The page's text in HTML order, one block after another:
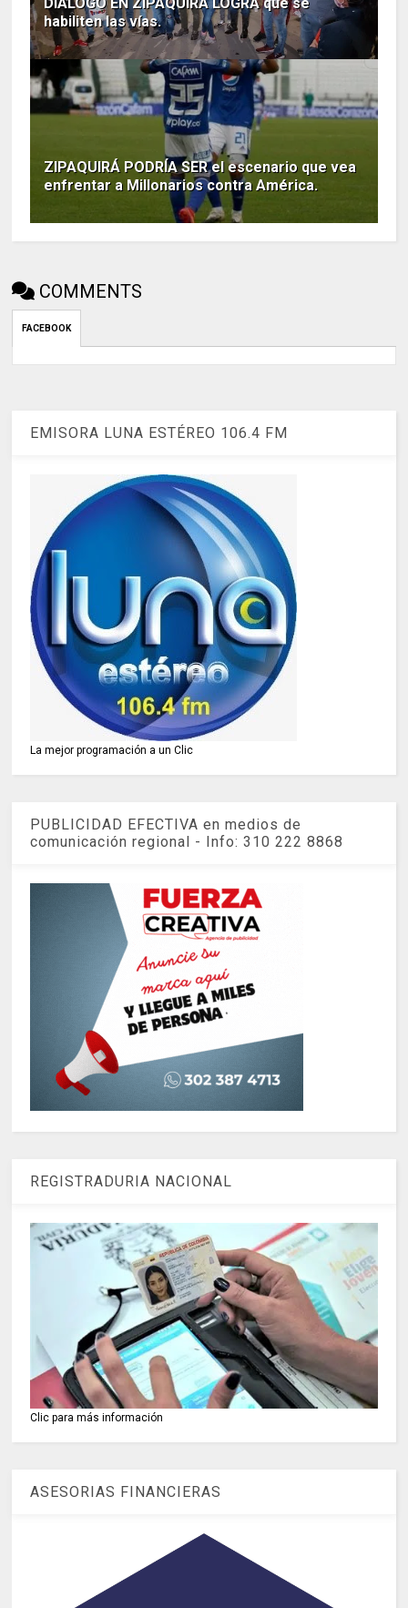
habiliten las vías.
ZIPAQUIRÁ PODRÍA SER el escenario que vea
enfrentar a Millonarios contra América.
COMMENTS
FACEBOOK
EMISORA LUNA ESTÉREO 106.4 FM
La mejor programación a un Clic
PUBLICIDAD EFECTIVA en medios de
comunicación regional - Info: 310 222 8868
REGISTRADURIA NACIONAL
Clic para más información
ASESORIAS FINANCIERAS